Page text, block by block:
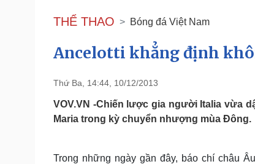
Đảng
Tổ chức nhân sự
Nhận diện sự thật
Tin 24h
Dự báo thời tiết
Dấu ấn VOV
Pháp luật
Vụ án
Quân sự - Quốc
Vũ khí
THỂ THAO Bóng đá Việt Nam
Ancelotti khẳng định
Thứ Ba, 14:44, 10/12/2013
VOV.VN -Chiến lược gia người Italia vừa
Maria trong kỳ chuyển nhượng mùa Đông.
Trong những ngày gần đây, báo chí châu